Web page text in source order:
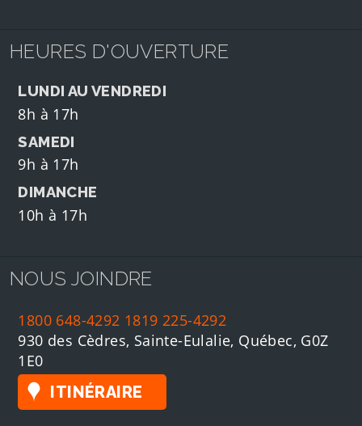
HEURES D'OUVERTURE
LUNDI AU VENDREDI
8h à 17h
SAMEDI
9h à 17h
DIMANCHE
10h à 17h
NOUS JOINDRE
1800 648-4292 1819 225-4292
930 des Cèdres, Sainte-Eulalie, Québec, G0Z
1E0
ITINÉRAIRE